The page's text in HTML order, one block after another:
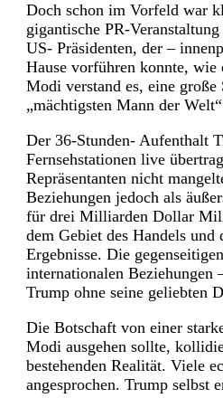
Doch schon im Vorfeld war
gigantische PR-
US- Präsidenten, der –
Hause vorführen konnte,
Modi verstand es, eine
„mächtigsten Mann der
Der 36-Stunden- Aufenthalt
Fernsehstationen live
Repräsentanten nicht
Beziehungen jedoch als
für drei Milliarden Dollar
dem Gebiet des Handels und
Ergebnisse. Die
internationalen Beziehungen
Trump ohne seine geliebten
Die Botschaft von einer
Modi ausgehen sollte,
bestehenden Realität. Viele
angesprochen. Trump selbst